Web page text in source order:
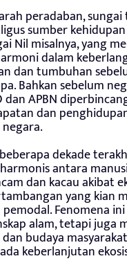
peradaban,
sumber
Nil misalnya, yang
dalam
dan tumbuhan
Bahkan sebelum
dan APBN
dan
dekade
antara
dan kacau akibat
yang kian
Fenomena
alam, tetapi juga
budaya
keberlanjutan